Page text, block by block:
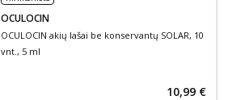
OCULOCIN
OCULOCIN akių lašai be konservantų SOLAR, 10
vnt., 5 ml
10,99 €